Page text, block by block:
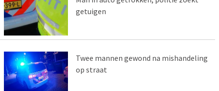
getuigen
Twee mannen gewond na mishandeling
op straat